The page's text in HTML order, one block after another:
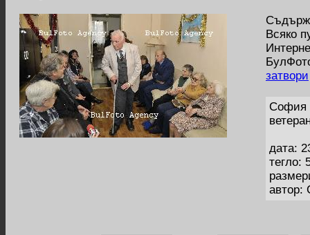
Всяко
затвори
София
дата:
тегло:
автор: